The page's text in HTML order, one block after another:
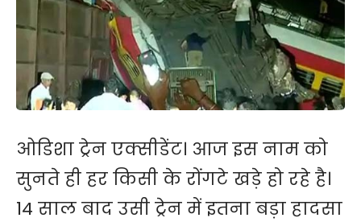
ओडिशा ट्रेन एक्सीडेंट। आज इस नाम को
सुनते ही हर किसी के रोंगटे खड़े हो रहे है।
14 साल बाद उसी ट्रेन में इतना बड़ा हादसा